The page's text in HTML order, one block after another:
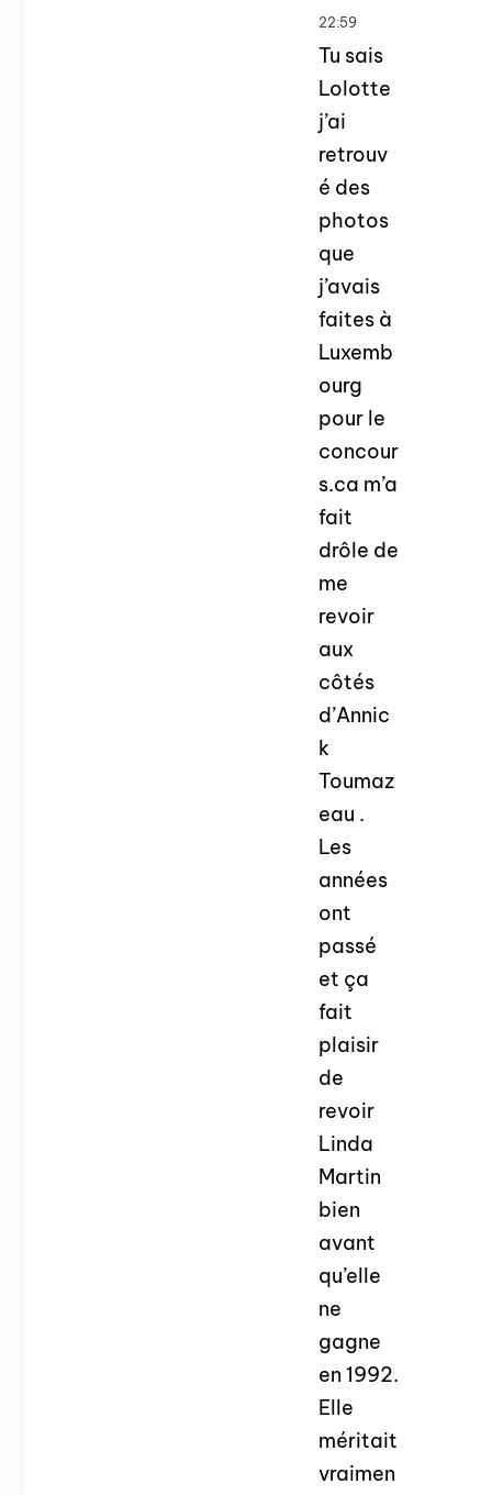
22:59
Tu sais
Lolotte
j’ai
retrouv
é des
photos
que
j’avais
faites à
Luxemb
ourg
pour le
concour
s.ca m’a
fait
drôle de
me
revoir
aux
côtés
d’Annic
k
Toumaz
eau .
Les
années
ont
passé
et ça
fait
plaisir
de
revoir
Linda
Martin
bien
avant
qu’elle
ne
gagne
en 1992.
Elle
méritait
vraimen